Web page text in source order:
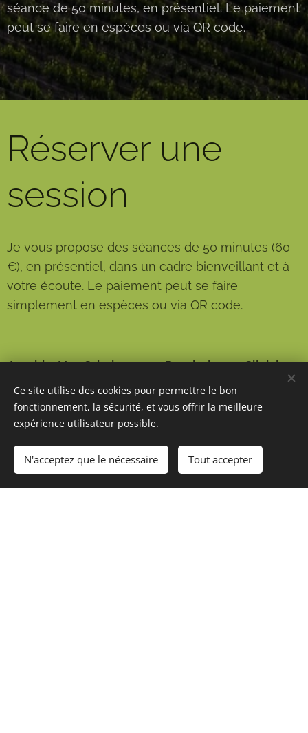
séance de 50 minutes, en présentiel. Le paiement
peut se faire en espèces ou via QR code.
Réserver une
session
Je vous propose des séances de 50 minutes (60
€), en présentiel, dans un cadre bienveillant et à
votre écoute. Le paiement peut se faire
simplement en espèces ou via QR code.
Joachim Van Grimbergen - Psychologue Clinicien
Adresse: Rue Ripainoise, 21, 1480 Tubize
Adresse e-
Numéro de téléphone
: 0471 20 54 48
Créez votre site web gratuitement ! Commencer
Ce site utilise des cookies pour permettre le bon
fonctionnement, la sécurité, et vous offrir la meilleure
expérience utilisateur possible.
N'acceptez que le nécessaire Tout accepter